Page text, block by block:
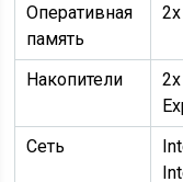
Оперативная
память
Накопители
Сеть